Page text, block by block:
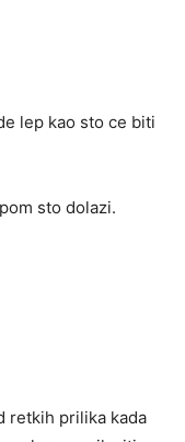
lep kao sto ce biti
sto dolazi.
retkih prilika kada